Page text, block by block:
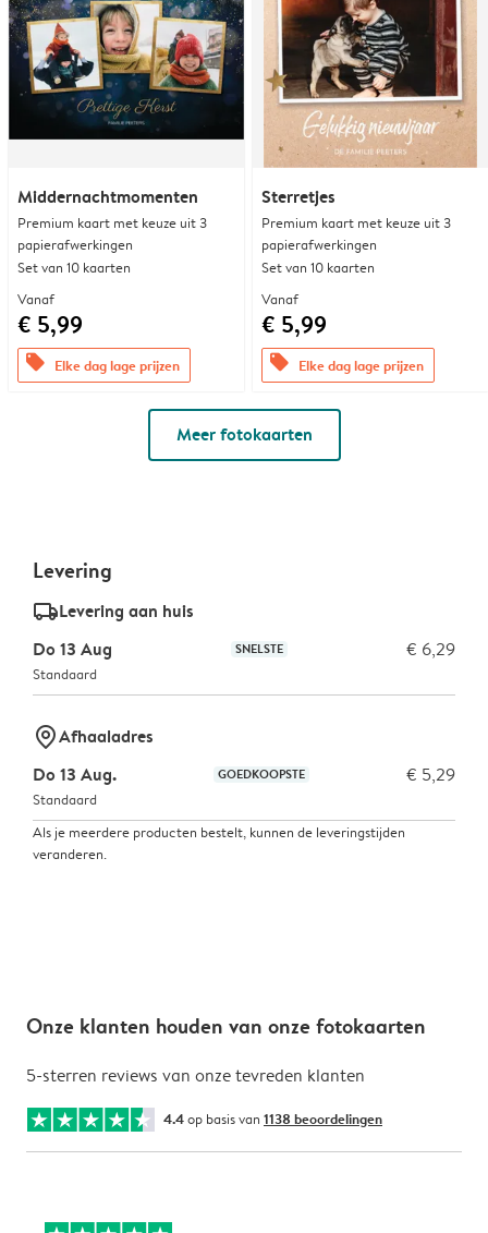
Middernachtmomenten
Premium kaart met keuze uit 3
papierafwerkingen
Set van 10 kaarten
Vanaf
€ 5,99
offers Elke dag lage prijzen
Sterretjes
Premium kaart met keuze uit 3
papierafwerkingen
Set van 10 kaarten
Vanaf
€ 5,99
offers Elke dag lage prijzen
Meer fotokaarten
Levering
delivery_standard_v2Levering aan huis
Do 13 Aug
SNELSTE € 6,29
Standaard
marker-pinAfhaaladres
Do 13 Aug.
GOEDKOOPSTE € 5,29
Standaard
Als je meerdere producten bestelt, kunnen de leveringstijden
veranderen.
Onze klanten houden van onze fotokaarten
5-sterren reviews van onze tevreden klanten
4.4op basis van 1138 beoordelingen